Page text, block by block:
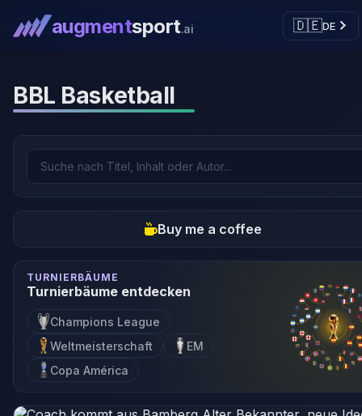
augmentsport.ai 🇩🇪DE
BBL Basketball
Buy me a coffee
TURNIERBÄUME
Turnierbäume entdecken
Champions League
Weltmeisterschaft
EM
Copa América